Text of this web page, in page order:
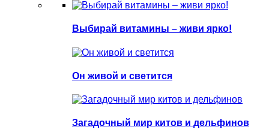
Выбирай витамины – живи ярко!
Он живой и светится
Загадочный мир китов и дельфинов